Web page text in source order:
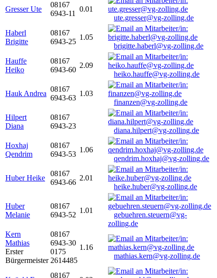
Gresser Ute
08167
6943-11
0.01
ute.gresser@vg-zolling.de
Haberl
Brigitte
08167
6943-25
1.05
brigitte.haberl@vg-zolling.de
Hauffe
Heiko
08167
6943-60
2.09
heiko.hauffe@vg-zolling.de
Hauk Andrea
08167
6943-63
1.03
finanzen@vg-zolling.de
Hilpert
Diana
08167
6943-23
diana.hilpert@vg-zolling.de
Hoxhaj
Qendrim
08167
6943-53
1.06
qendrim.hoxhaj@vg-zolling.de
Huber Heike
08167
6943-66
2.01
heike.huber@vg-zolling.de
Huber
Melanie
08167
6943-52
1.01
gebuehren.steuern@vg-
zolling.de
Kern
Mathias
Erster
Bürgermeister
08167
6943-30
0175
2614485
1.16
mathias.kern@vg-zolling.de
08167